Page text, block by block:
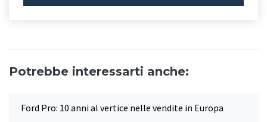
Potrebbe interessarti anche:
Ford Pro: 10 anni al vertice nelle vendite in Europa